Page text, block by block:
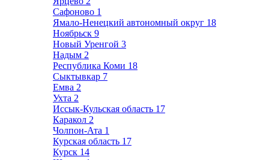
Сафоново 1
Ямало-Ненецкий автономный округ 18
Ноябрьск 9
Новый Уренгой 3
Надым 2
Республика Коми 18
Сыктывкар 7
Емва 2
Ухта 2
Иссык-Кульская область 17
Каракол 2
Чолпон-Ата 1
Курская область 17
Курск 14